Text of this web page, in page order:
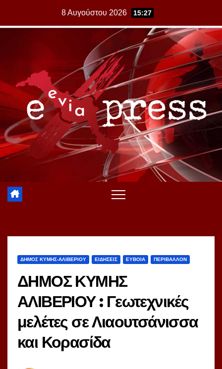
8 Αυγούστου 2026 15:27
ΔΗΜΟΣ ΚΥΜΗΣ-ΑΛΙΒΕΡΙΟΥ ΕΙΔΗΣΕΙΣ ΕΥΒΟΙΑ ΠΕΡΙΒΑΛΛΟΝ
ΔΗΜΟΣ ΚΥΜΗΣ
ΑΛΙΒΕΡΙΟΥ : Γεωτεχνικές
μελέτες σε Λιαουτσάνισσα
και Κορασίδα